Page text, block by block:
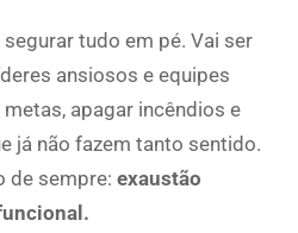
tudo em pé. Vai ser
ansiosos e equipes
apagar incêndios e
já não fazem tanto sentido.
de sempre: exaustão